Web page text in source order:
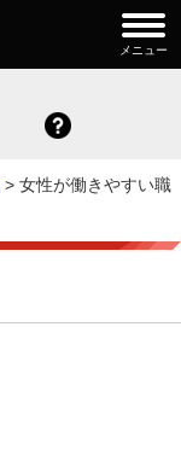
メニュー
> 女性が働きやすい職